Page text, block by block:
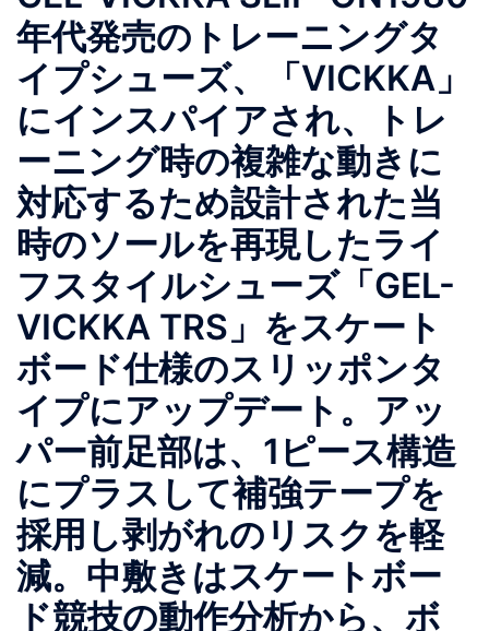
ー
年代発売のトレーニングタ
イプシューズ、「VICKKA」
にインスパイアされ、トレ
ーニング時の複雑な動きに
対応するため設計された当
時のソールを再現したライ
フスタイルシューズ「GEL-
VICKKA TRS」をスケート
ボード仕様のスリッポンタ
イプにアップデート。アッ
パー前足部は、1ピース構造
にプラスして補強テープを
採用し剥がれのリスクを軽
減。中敷きはスケートボー
ド競技の動作分析から、ボ